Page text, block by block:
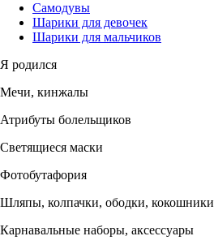
Самодувы
Шарики для девочек
Шарики для мальчиков
Я родился
Мечи, кинжалы
Атрибуты болельщиков
Светящиеся маски
Фотобутафория
Шляпы, колпачки, ободки, кокошники
Карнавальные наборы, аксессуары